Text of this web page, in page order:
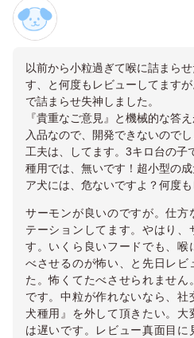
以前から小粒過ぎて喉に詰まら
す、と何度もレビューしてます
で詰まらせ失神しました。
『貴重なご意見』と機械的な答
入品なので、開発できないので
工夫は、してます。3キロ台の子
種用では、無いです！超小型の
ア犬には、危ないですよ？何度
サーモンが良いのですが。仕方
テーションしてます。やはり
す。いくら良いフードでも、喉
べさせるのが怖い、と先日レビ
た。怖くてたべさせられませ
です。中粒が作れないなら、
犬種用』を外して頂きたい。
は遅いです。レビュー真面目